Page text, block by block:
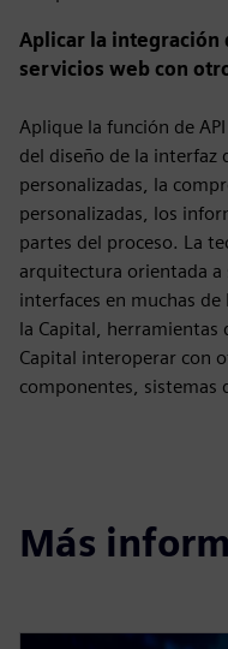
Aplicar la integración
servicios web con
Aplique la función de
del diseño de la interfaz
personalizadas, la
personalizadas, los
partes del proceso. La
arquitectura orientada a
interfaces en muchas
la Capital, herramientas
Capital interoperar con
componentes, sistemas
Más